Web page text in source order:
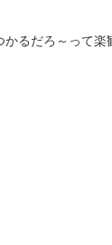
るだろ～って楽